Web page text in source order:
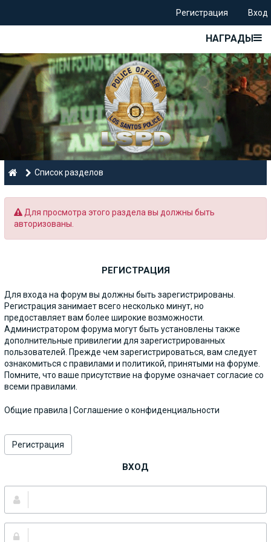
Регистрация Вход
НАГРАДЫ
Список разделов
Для просмотра этого раздела вы должны быть
авторизованы.
РЕГИСТРАЦИЯ
Для входа на форум вы должны быть зарегистрированы.
Регистрация занимает всего несколько минут, но
предоставляет вам более широкие возможности.
Администратором форума могут быть установлены также
дополнительные привилегии для зарегистрированных
пользователей. Прежде чем зарегистрироваться, вам следует
ознакомиться с правилами и политикой, принятыми на форуме.
Помните, что ваше присутствие на форуме означает согласие со
всеми правилами.
Общие правила Соглашение о конфиденциальности
Регистрация
ВХОД